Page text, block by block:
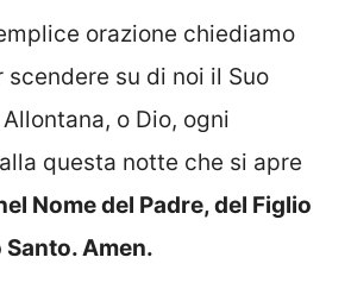
orazione chiediamo
scendere su di noi il Suo
o Dio, ogni
questa notte che si apre
Nome del Padre, del Figlio
Amen.